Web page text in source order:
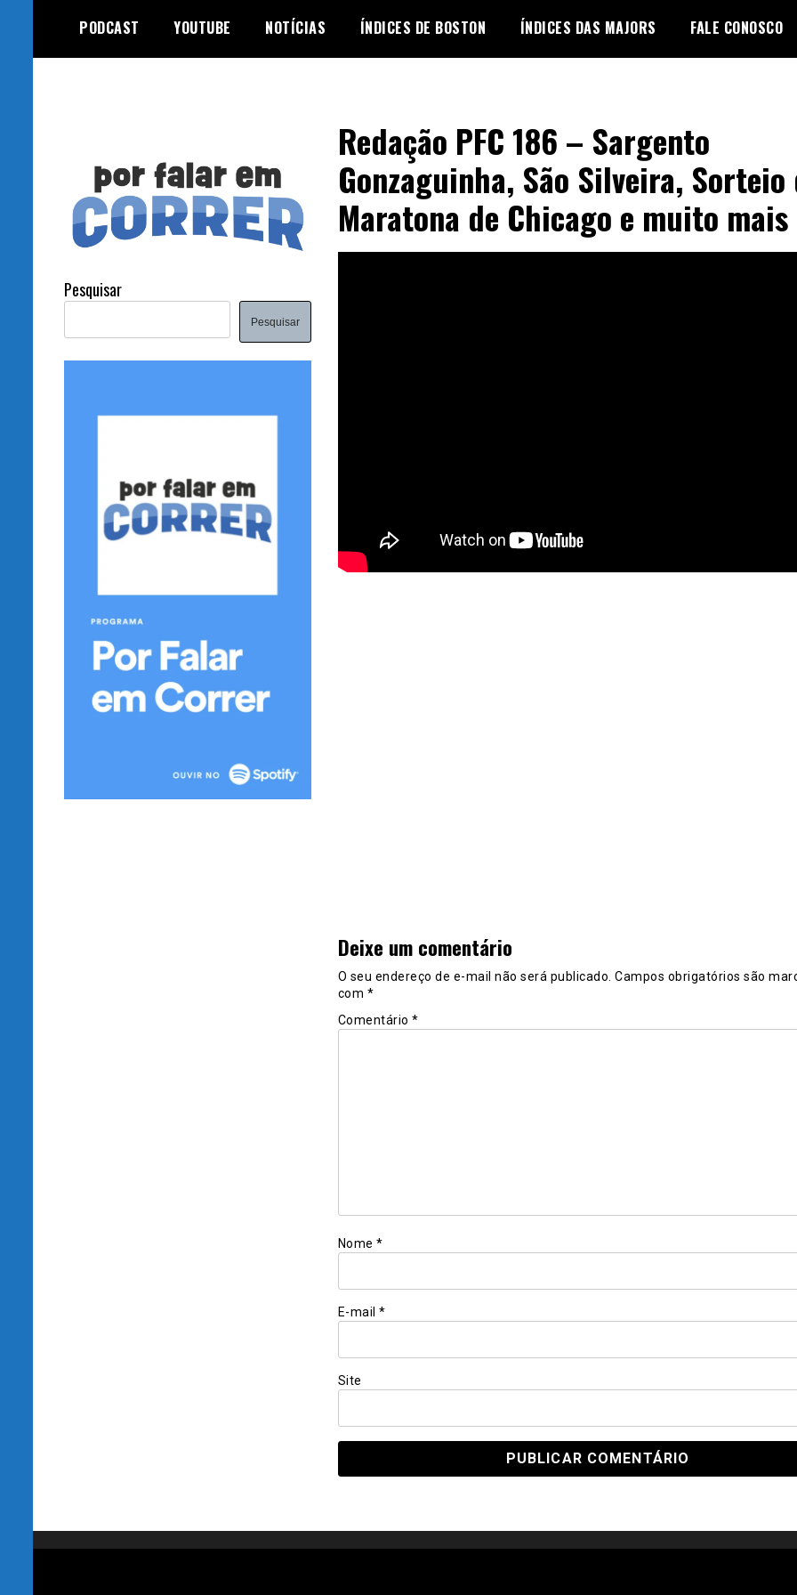
content
PODCAST YOUTUBE NOTÍCIAS ÍNDICES DE BOSTON ÍNDICES DAS MAJORS FALE CONOSCO
Redação PFC 186 – Sargento
Gonzaguinha, São Silveira, Sorteio
Maratona de Chicago e muito mais
Deixe um comentário
O seu endereço de e-mail não será publicado. Campos obrigatórios são
com *
Comentário *
Nome *
E-mail *
Site
Pesquisar
Pesquisar